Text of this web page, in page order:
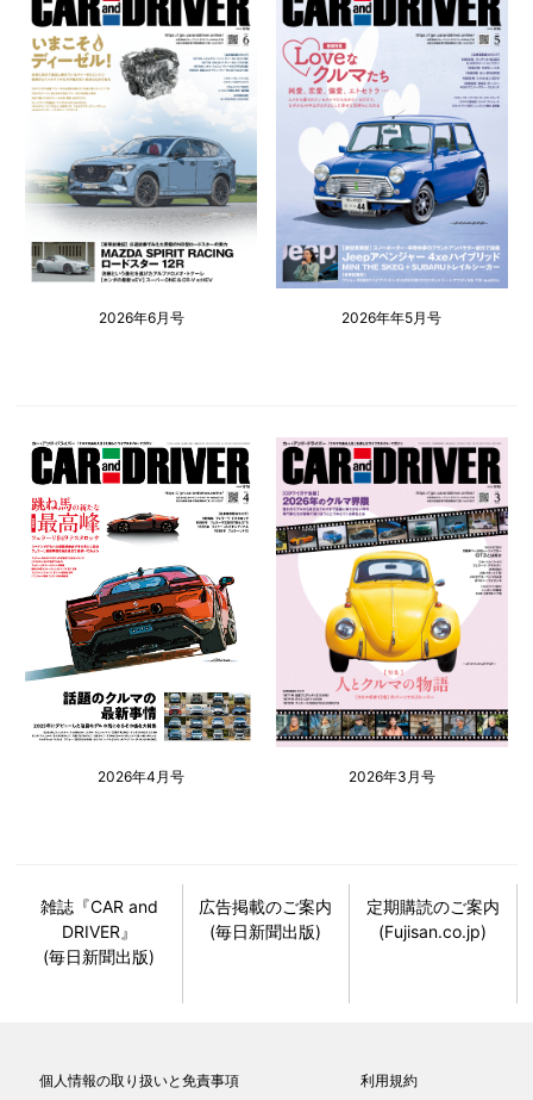
2026年6月号 2026年年5月号
2026年4月号 2026年3月号
雑誌『CAR and
DRIVER』
(毎日新聞出版)
広告掲載のご案内
(毎日新聞出版)
定期購読のご案内
(Fujisan.co.jp)
個人情報の取り扱いと免責事項 利用規約